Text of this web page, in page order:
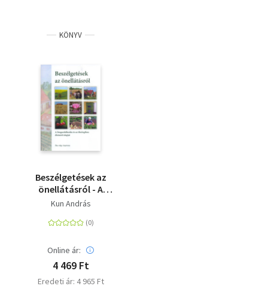
KÖNYV
Beszélgetések az
önellátásról - A
biogazdálkodás és az
alapjai
Kun András
Online ár:
4 469 Ft
Eredeti ár: 4 965 Ft